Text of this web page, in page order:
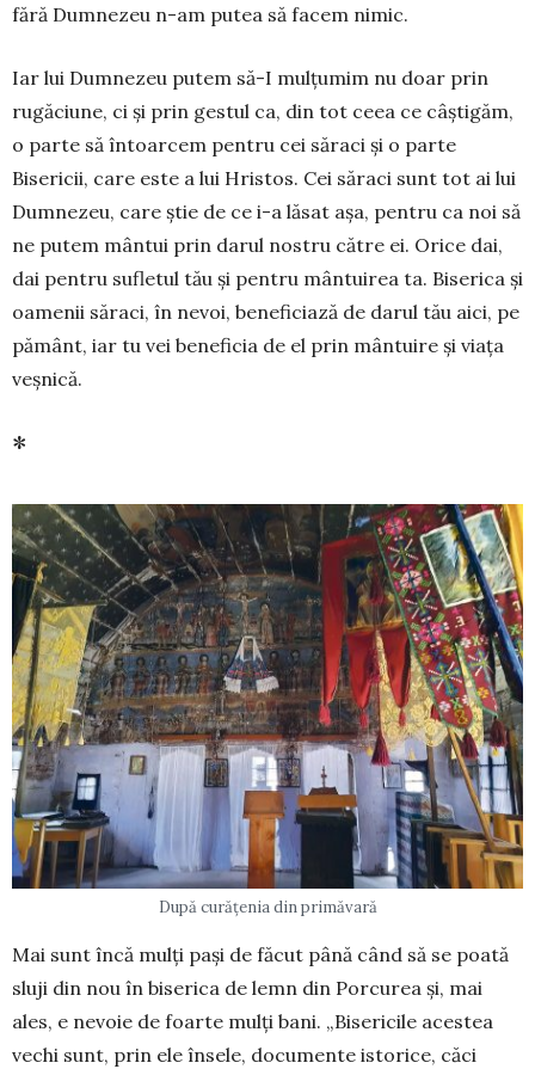
fără Dumnezeu n-am putea să facem nimic.
Iar lui Dumnezeu putem să-I mulțumim nu doar prin
rugăciune, ci și prin gestul ca, din tot ceea ce câștigăm,
o parte să întoarcem pentru cei săraci și o parte
Bisericii, care este a lui Hristos. Cei săraci sunt tot ai lui
Dumnezeu, care știe de ce i-a lăsat așa, pentru ca noi să
ne putem mântui prin darul nostru către ei. Orice dai,
dai pentru sufletul tău și pentru mântuirea ta. Biserica și
oamenii săraci, în nevoi, beneficiază de darul tău aici, pe
pământ, iar tu vei beneficia de el prin mântuire și viața
veșnică.
*
După curățenia din primăvară
Mai sunt încă mulți pași de făcut până când să se poată
sluji din nou în biserica de lemn din Porcurea și, mai
ales, e nevoie de foarte mulți bani. „Bisericile acestea
vechi sunt, prin ele însele, documente istorice, căci